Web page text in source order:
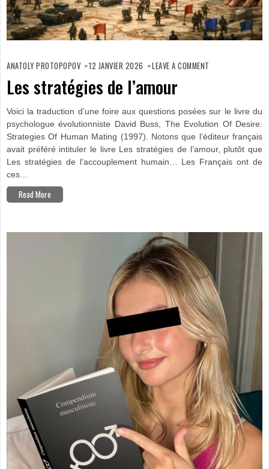
ANATOLY PROTOPOPOV 12 JANVIER 2026 LEAVE A COMMENT
Les stratégies de l’amour
Voici la traduction d’une foire aux questions posées sur le livre du
psychologue évolutionniste David Buss, The Evolution Of Desire:
Strategies Of Human Mating (1997). Notons que l’éditeur français
avait préféré intituler le livre Les stratégies de l’amour, plutôt que
Les stratégies de l’accouplement humain… Les Français ont de
ces…
Read More